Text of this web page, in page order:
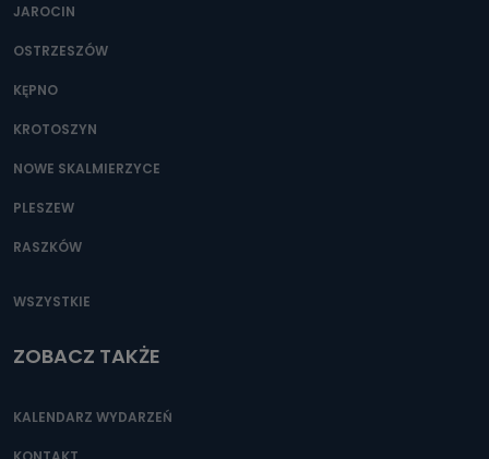
JAROCIN
OSTRZESZÓW
KĘPNO
KROTOSZYN
NOWE SKALMIERZYCE
PLESZEW
RASZKÓW
WSZYSTKIE
ZOBACZ TAKŻE
KALENDARZ WYDARZEŃ